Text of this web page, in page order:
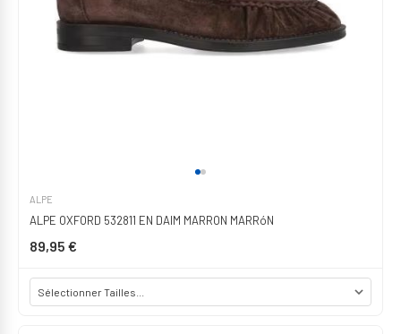
ALPE
ALPE OXFORD 532811 EN DAIM MARRON MARRóN
89,95 €